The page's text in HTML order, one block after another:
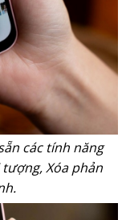
các tính năng
Xóa phản